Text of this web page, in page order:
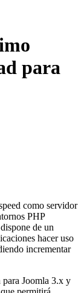
para
como servidor
PHP
de un
hacer uso
incrementar
para Joomla 3.x y